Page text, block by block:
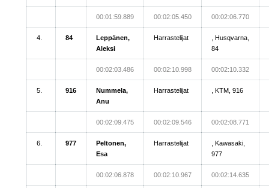
00:01:59.889 00:02:05.450 00:02:06.770
4. 84
Leppänen,
Aleksi
Harrastelijat
, Husqvarna,
84
00:02:03.486 00:02:10.998 00:02:10.332
5. 916
Nummela,
Anu
Harrastelijat , KTM, 916
00:02:09.475 00:02:09.546 00:02:08.771
6. 977
Peltonen,
Esa
Harrastelijat
, Kawasaki,
977
00:02:06.878 00:02:10.967 00:02:14.635